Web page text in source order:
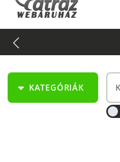
KATEGÓRIÁK